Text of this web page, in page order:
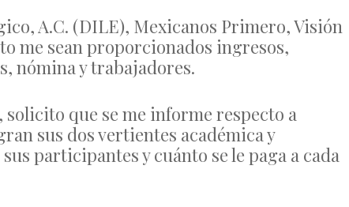
A.C. (DILE), Mexicanos Primero, Visión
me sean proporcionados ingresos,
nómina y trabajadores.
que se me informe respecto a
sus dos vertientes académica y
participantes y cuánto se le paga a cada